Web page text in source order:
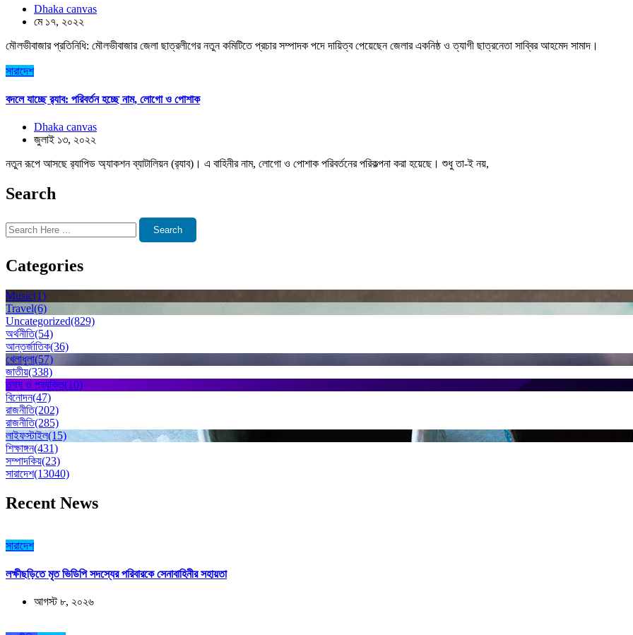
Dhaka canvas
মে ১৭, ২০২২
মৌলভীবাজার প্রতিনিধি: মৌলভীবাজার জেলা ছাত্রলীগের নতুন কমিটিতে প্রচার সম্পাদক পদে দায়িত্ব পেয়েছেন জেলার একনিষ্ঠ ও ত্যাগী ছাত্রনেতা সাব্বির আহমেদ সামাদ।
সারাদেশ
বদলে যাচ্ছে র‌্যাব: পরিবর্তন হচ্ছে নাম, লোগো ও পোশাক
Dhaka canvas
জুলাই ১৩, ২০২২
নতুন রূপে আসছে র‌্যাপিড অ্যাকশন ব্যাটালিয়ন (র‌্যাব)। এ বাহিনীর নাম, লোগো ও পোশাক পরিবর্তনের পরিকল্পনা করা হয়েছে। শুধু তা-ই নয়,
Search
Search
Categories
Music(1)
Travel(6)
Uncategorized(829)
অর্থনীতি(54)
আন্তর্জাতিক(36)
খেলাধুলা(57)
জাতীয়(338)
তথ্য ও প্রযুক্তি(10)
বিনোদন(47)
রাজনীতি(202)
রাজনীতি(285)
লাইফস্টাইল(15)
শিক্ষাঙ্গন(431)
সম্পাদকিয়(23)
সারাদেশ(13040)
Recent News
সারাদেশ
লক্ষীছড়িতে মৃত ভিডিপি সদস্যের পরিবারকে সেনাবাহিনীর সহায়তা
আগস্ট ৮, ২০২৬